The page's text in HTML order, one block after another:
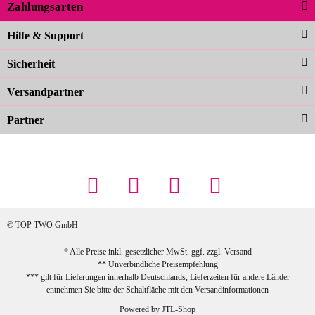
Noch schöner als die Fotos, die
23.02.2026
Preis (haben auch den Vorkasse-5%-
Sabine G
Sehr schöner und großer Trolley, leicht
Zahlungsarten
Hilfe & Support
Sicherheit
Versandpartner
Partner
© TOP TWO GmbH
* Alle Preise inkl. gesetzlicher MwSt. ggf. zzgl. Versand
** Unverbindliche Preisempfehlung
*** gilt für Lieferungen innerhalb Deutschlands, Lieferzeiten für andere Länder
entnehmen Sie bitte der Schaltfläche mit den Versandinformationen
Powered by JTL-Shop